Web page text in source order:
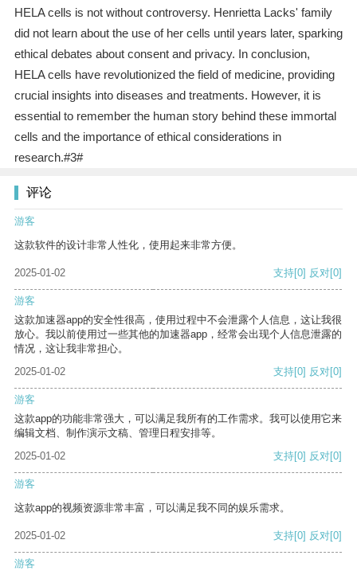
HELA cells is not without controversy. Henrietta Lacks' family
did not learn about the use of her cells until years later, sparking
ethical debates about consent and privacy. In conclusion,
HELA cells have revolutionized the field of medicine, providing
crucial insights into diseases and treatments. However, it is
essential to remember the human story behind these immortal
cells and the importance of ethical considerations in
research.#3#
评论
游客
这款软件的设计非常人性化，使用起来非常方便。
2025-01-02 支持[0] 反对[0]
游客
这款加速器app的安全性很高，使用过程中不会泄露个人信息，这让我很
放心。我以前使用过一些其他的加速器app，经常会出现个人信息泄露的
情况，这让我非常担心。
2025-01-02
支持[0] 反对[0]
游客
这款app的功能非常强大，可以满足我所有的工作需求。我可以使用它来
编辑文档、制作演示文稿、管理日程安排等。
2025-01-02
支持[0] 反对[0]
游客
这款app的视频资源非常丰富，可以满足我不同的娱乐需求。
2025-01-02 支持[0] 反对[0]
游客